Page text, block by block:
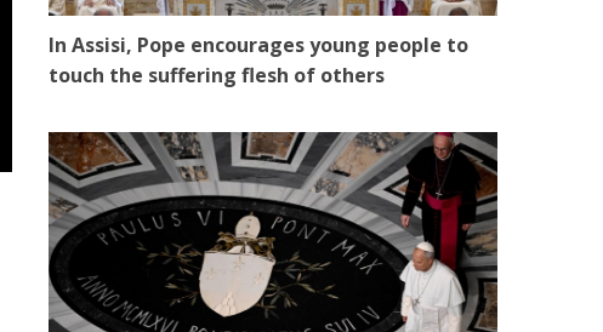
In Assisi, Pope encourages young people to
touch the suffering flesh of others